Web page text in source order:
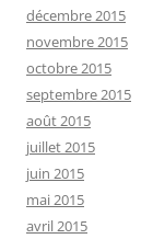
décembre 2015
novembre 2015
octobre 2015
septembre 2015
août 2015
juillet 2015
juin 2015
mai 2015
avril 2015